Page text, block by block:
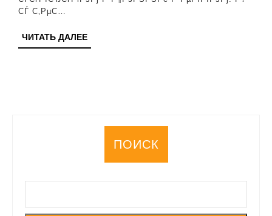
Рѕ
СЃ С‚РµС…
ЧИТАТЬ ДАЛЕЕЧИТАТЬ
ДАЛЕЕ
ПОИСК